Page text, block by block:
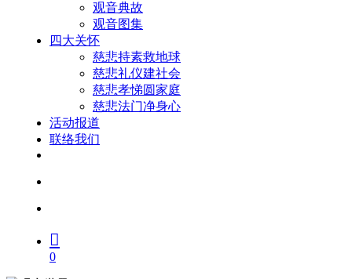
观音典故
观音图集
四大关怀
慈悲持素救地球
慈悲礼仪建社会
慈悲孝悌圆家庭
慈悲法门净身心
活动报道
联络我们
0